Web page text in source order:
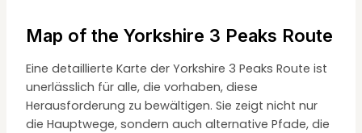
Map of the Yorkshire 3 Peaks Route
Eine detaillierte Karte der Yorkshire 3 Peaks Route ist
unerlässlich für alle, die vorhaben, diese
Herausforderung zu bewältigen. Sie zeigt nicht nur
die Hauptwege, sondern auch alternative Pfade, die